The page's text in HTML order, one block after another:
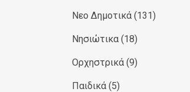
Νεο Δημοτικά (131)
Νησιώτικα (18)
Ορχηστρικά (9)
Παιδικά (5)